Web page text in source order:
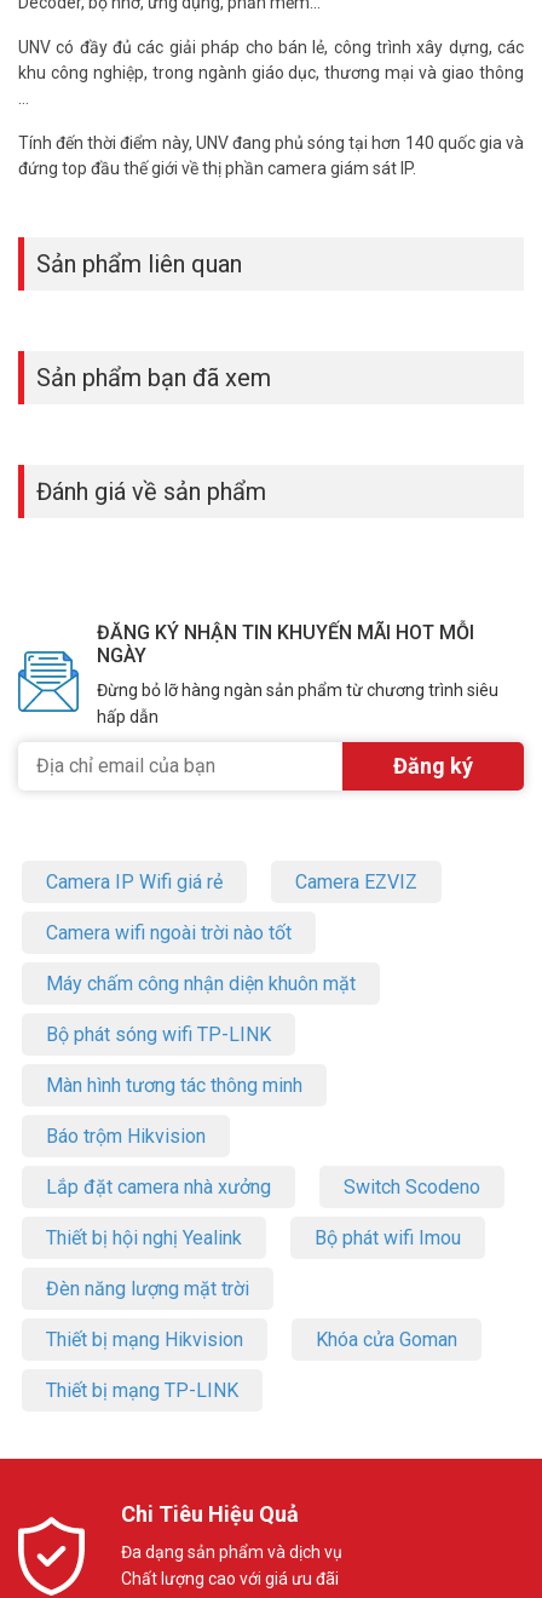
UNV có đầy đủ các giải pháp cho bán lẻ, công trình xây dựng, các
khu công nghiệp, trong ngành giáo dục, thương mại và giao thông
Tính đến thời điểm này, UNV đang phủ sóng tại hơn 140 quốc gia và
đứng top đầu thế giới về thị phần camera giám sát IP.
Sản phẩm liên quan
Sản phẩm bạn đã xem
Đánh giá về sản phẩm
ĐĂNG KÝ NHẬN TIN KHUYẾN MÃI HOT MỖI
NGÀY
Đừng bỏ lỡ hàng ngàn sản phẩm từ chương trình siêu
hấp dẫn
Camera IP Wifi giá rẻ Camera EZVIZ
Camera wifi ngoài trời nào tốt
Máy chấm công nhận diện khuôn mặt
Bộ phát sóng wifi TP-LINK
Màn hình tương tác thông minh
Báo trộm Hikvision
Lắp đặt camera nhà xưởng Switch Scodeno
Thiết bị hội nghị Yealink Bộ phát wifi Imou
Đèn năng lượng mặt trời
Thiết bị mạng Hikvision Khóa cửa Goman
Thiết bị mạng TP-LINK
Chi Tiêu Hiệu Quả
Đa dạng sản phẩm và dịch vụ
Chất lượng cao với giá ưu đãi